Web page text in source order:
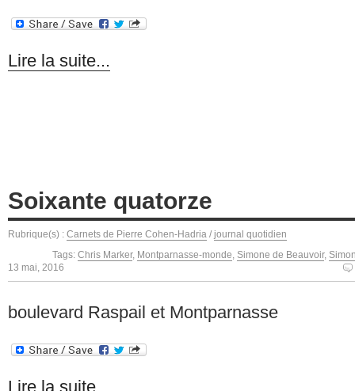
Lire la suite...
Soixante quatorze
Rubrique(s) : Carnets de Pierre Cohen-Hadria / journal quotidien
Tags: Chris Marker, Montparnasse-monde Simone de Beauvoir,
13 mai, 2016
boulevard Raspail et Montparnasse
Lire la suite...